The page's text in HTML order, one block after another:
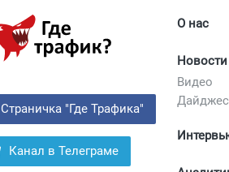
Страничка "Где Трафика"
Канал в Телеграме
О нас
Новости
Видео